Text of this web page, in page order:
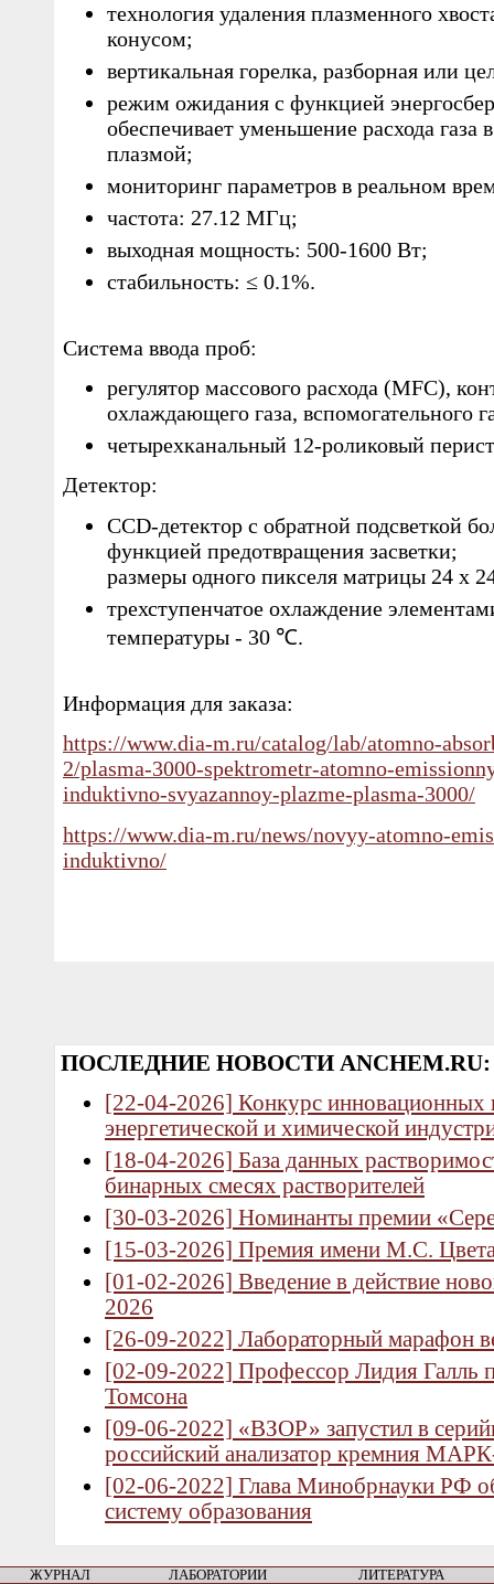
технология удаления плазменного
конусом;
вертикальная горелка, разборная или
режим ожидания с функцией
обеспечивает уменьшение расхода газа
плазмой;
мониторинг параметров в реальном
частота: 27.12 МГц;
выходная мощность: 500-1600 Вт;
стабильность: ≤ 0.1%.
Система ввода проб:
регулятор массового расхода (MFC),
охлаждающего газа, вспомогательного
четырехканальный 12-роликовый
Детектор:
CCD-детектор с обратной подсветкой
функцией предотвращения засветки;
размеры одного пикселя матрицы 24 x
трехступенчатое охлаждение
температуры - 30 ℃.
Информация для заказа:
https://www.dia-m.ru/catalog/lab/atomno-
2/plasma-3000-spektrometr-atomno-
induktivno-svyazannoy-plazme-plasma-3000/
https://www.dia-m.ru/news/novyy-atomno-
induktivno/
ПОСЛЕДНИЕ НОВОСТИ ANCHEM.RU:
[22-04-2026] Конкурс инновационных
энергетической и химической
[18-04-2026] База данных
бинарных смесях растворителей
[30-03-2026] Номинанты премии
[15-03-2026] Премия имени М.С.
[01-02-2026] Введение в действие
2026
[26-09-2022] Лабораторный марафон
[02-09-2022] Профессор Лидия Галль
Томсона
[09-06-2022] «ВЗОР» запустил в
российский анализатор кремния
[02-06-2022] Глава Минобрнауки РФ
систему образования
ЖУРНАЛ ЛАБОРАТОРИИ ЛИТЕРАТУРА